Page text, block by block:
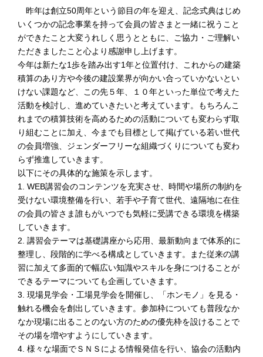
①1号議案 2025年度支部事業活動報告の承認の件
②2号議案 収支計算書及び貸借対照表報告並びに同監査報
告承認の件
総会終了後、多数の来賓ご臨席のもと、会員交流懇親会が行
われ、盛会裡に終了しました。
2026.2.11 講習会・見学会
一般社団法人 日本建設業連合会 関西支部 様との共催で、
2026年3月18日にWeb講習会を開催します。
建築技術者が知っておくべき設備知識の入門編講習会です。
詳細は、 コチラ をご覧ください。
2026.2.6 本部・支部
公益社団法人 日本建築積算協会 関西支部のレクレーション
事業として、会員皆様の親睦を深める目的で、
2026.3.11(水) ボウリング大会を開催することになりまし
た。当日は久保田彩花プロをゲストとしてお招きし、皆様に
楽しんでいただけるように準備しております。
詳細はこちらへ
関西支部事務局までメール(kansai@bsij.or.jp)にてご連絡くだ
さい。
2026.1.29 本部・支部
大阪府都市整備部訪問
1月23日(金) 渡邊浩文支部長が新年挨拶と支部関連事業の説
明のため大阪府都市整備部公共建築室長 淺尾 宏様を訪問
しました。建築全般、積算にかかわる意見交換が行われ、協
会活動に関し、ご理解をいただきました。
昨年は創立50周年という節目の年を迎え、記念式典はじめ
いくつかの記念事業を持って会員の皆さまと一緒に祝うこと
ができたこと大変うれしく思うとともに、ご協力・ご理解い
ただきましたこと心より感謝申し上げます。
今年は新たな1歩を踏み出す1年と位置付け、これからの建築
積算のあり方や今後の建設業界が向かい合っていかないとい
けない課題など、この先５年、１０年といった単位で考えた
活動を検討し、進めていきたいと考えています。もちろんこ
れまでの積算技術を高めるための活動についても変わらず取
り組むことに加え、今までも目標として掲げている若い世代
の会員増強、ジェンダーフリーな組織づくりについても変わ
らず推進していきます。
以下にその具体的な施策を示します。
1. WEB講習会のコンテンツを充実させ、時間や場所の制約を
受けない環境整備を行い、若手や子育て世代、遠隔地に在住
の会員の皆さま誰もがいつでも気軽に受講できる環境を構築
していきます。
2. 講習会テーマは基礎講座から応用、最新動向まで体系的に
整理し、段階的に学べる構成としていきます。また従来の講
習に加えて多面的で幅広い知識やスキルを身につけることが
できるテーマについても企画していきます。
3. 現場見学会・工場見学会を開催し、「ホンモノ」を見る・
触れる機会を創出していきます。参加枠についても普段なか
なか現場に出ることのない方のための優先枠を設けることで
その場を増やすようにしていきます。
4. 様々な場面でＳＮＳによる情報発信を行い、協会の活動内